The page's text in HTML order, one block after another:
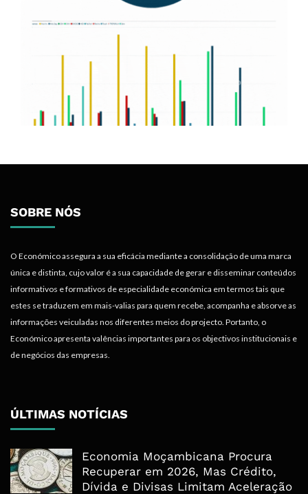
SOBRE NÓS
O Económico assegura a sua eficácia mediante a consolidação de uma marca
única e distinta, cujo valor é a sua capacidade de gerar e disseminar conteúdos
informativos e formativos de especialidade económica em termos tais que
estes se traduzem em mais-valias para quem recebe, acompanha e absorve as
informações veiculadas nos diferentes meios do projecto. Portanto, o
Económico apresenta valências importantes para os objectivos institucionais e
de negócios das empresas.
ÚLTIMAS NOTÍCIAS
Economia Moçambicana Procura
Recuperar em 2026, Mas Crédito,
Dívida e Divisas Limitam Aceleração